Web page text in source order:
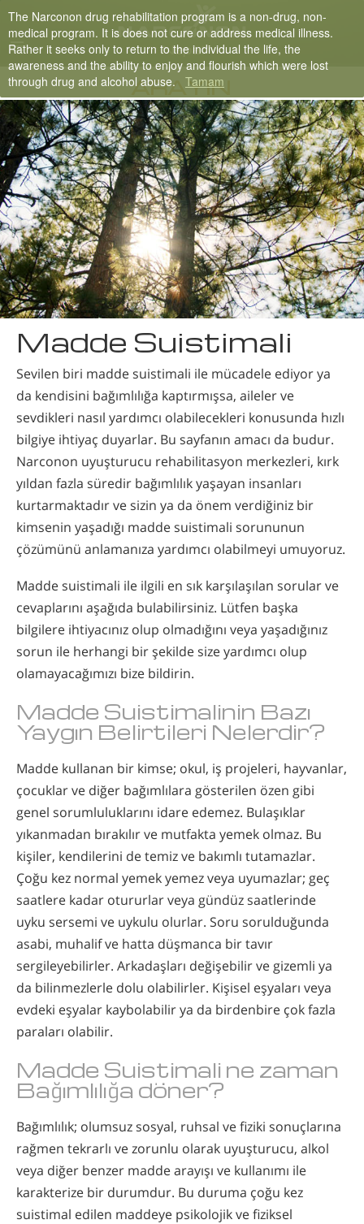
Nepali
English
Czech
Turkish
Tüm Bölgeler/Diller
ARAYIN
Madde Suistimali
Sevilen biri madde suistimali ile mücadele ediyor ya
da kendisini bağımlılığa kaptırmışsa, aileler ve
sevdikleri nasıl yardımcı olabilecekleri konusunda hızlı
bilgiye ihtiyaç duyarlar. Bu sayfanın amacı da budur.
Narconon uyuşturucu rehabilitasyon merkezleri, kırk
yıldan fazla süredir bağımlılık yaşayan insanları
kurtarmaktadır ve sizin ya da önem verdiğiniz bir
kimsenin yaşadığı madde suistimali sorununun
çözümünü anlamanıza yardımcı olabilmeyi umuyoruz.
Madde suistimali ile ilgili en sık karşılaşılan sorular ve
cevaplarını aşağıda bulabilirsiniz. Lütfen başka
bilgilere ihtiyacınız olup olmadığını veya yaşadığınız
sorun ile herhangi bir şekilde size yardımcı olup
olamayacağımızı bize bildirin.
Madde Suistimalinin Bazı
Yaygın Belirtileri Nelerdir?
Madde kullanan bir kimse; okul, iş projeleri, hayvanlar,
çocuklar ve diğer bağımlılara gösterilen özen gibi
genel sorumluluklarını idare edemez. Bulaşıklar
yıkanmadan bırakılır ve mutfakta yemek olmaz. Bu
kişiler, kendilerini de temiz ve bakımlı tutamazlar.
Çoğu kez normal yemek yemez veya uyumazlar; geç
saatlere kadar otururlar veya gündüz saatlerinde
uyku sersemi ve uykulu olurlar. Soru sorulduğunda
asabi, muhalif ve hatta düşmanca bir tavır
sergileyebilirler. Arkadaşları değişebilir ve gizemli ya
da bilinmezlerle dolu olabilirler. Kişisel eşyaları veya
evdeki eşyalar kaybolabilir ya da birdenbire çok fazla
paraları olabilir.
Madde Suistimali ne zaman
Bağımlılığa döner?
Bağımlılık; olumsuz sosyal, ruhsal ve fiziki sonuçlarına
rağmen tekrarlı ve zorunlu olarak uyuşturucu, alkol
veya diğer benzer madde arayışı ve kullanımı ile
karakterize bir durumdur. Bu duruma çoğu kez
suistimal edilen maddeye psikolojik ve fiziksel
The Narconon drug rehabilitation program is a non-drug, non-
medical program. It is does not cure or address medical illness.
Rather it seeks only to return to the individual the life, the
awareness and the ability to enjoy and flourish which were lost
through drug and alcohol abuse. Tamam